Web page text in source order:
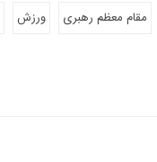
مقام معظم رهبری ورزش